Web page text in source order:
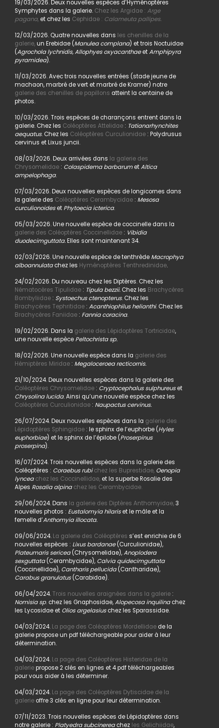
19/03/2026. Deux nouvelles espèces d’Hyménoptères
Symphytes dans la galerie. Chez les Argidae : Arge
pagana,et chez les Cephidae : Calameuta pallipes.
12/03/2026. Quatre nouvelles dans les chenilles de la
galerie,un Erebidae (Manulea complana) et trois Noctuidae
(Agrochola lychnidis, Allophyes oxyacanthaeetAmphipyra
pyramidea).
11/03/2026. Avec trois nouvelles entrées (stade jeune de
machaon, marbré de vert et marbré de Kramer) notre
galerie des chenilles de papillons atteint la centaine de
photos.
10/03/2026. Trois espèces de charançons entrent dans la
galerie. Chez les Coléoptères Attelidae: Tatianarhynchites
aequatus. Chez les Coléoptères Curculionidae: Polydrusus
cervinus et Lixus juncii.
08/03/2026. Deux arrivées dans la galerie des
Chrysomelidae: Colaspidema barbarumetAltica
ampelophaga.
07/03/2026. Deux nouvelles espèces de longicornes dans
la galerie des Coléoptères Cerambycidae: Mesosa
curculionoideset Phytoecia icterica.
05/03/2026. Une nouvelle espèce de coccinelle dans la
galerie des Coléoptères Coccinellidae: Vibidia
duodecimguttata.Elles sont maintenant 34.
02/03/2026. Une nouvelle espèce de tenthrède Macrophya
alboannulatachez les Hyménoptères Tenthredinidae.
24/02/2026. Du nouveau chez les Diptères. Chez les
Nématocères Tipulidae: Tipula bezzii. Chez les Brachycères
Bombyliidae: Systoechus ctenopterus. Chez les
Brachycères Tephritidae: Acanthiophilus helianthi. Chez les
Brachycères Faniidae: Fannia coracina.
19/02/2026. Dans la galerie des Lépidoptères Tortricidae,
une nouvelle espèce Peltochrista sp.
18/02/2026. Une nouvelle espèce dans la galerie des
Hémiptères Miridae: Megaloceroea recticornis.
21/10/2024. Deux nouvelles espèces dans la galerie des
Coléoptères Chrysomelidae: Cryptocephalus sulphureuset
Chrysolina lucida. Ainsi qu’une nouvelle espèce chez les
Coléoptères Curculionidae : Naupactus cervinus.
26/07/2024. Deux nouvelles espèces dans la galerie des
Lépidoptères Sphingidae: le sphinx de l’euphorbe (Hyles
euphorbiae) et le sphinx de l’épilobe (Proserpinus
proserpina).
16/07/2024. Trois nouvelles espèces dans la galerie des
Coléoptères : Coraebus rubi chez les Buprestidae, Oenopia
lyncea chez les Coccinellidae,et la superbe Rosalie des
Alpes Rosalia alpina chez les Cerambycidae.
29/06/2024. Dans la galerie des Diptères Anthomyidae,3
nouvelles photos : Eustalomyia hilariset le mâle et la
femelle d’Anthomyia illocata.
09/06/2024.La galerie des Coléoptères s’est enrichie de 6
nouvelles espèces : Lixus bardanae(Curculionidae),
Plateumaris sericea(Chrysomelidae),Anoplodera
sexguttata(Cerambycidae), Calvia quidecimguttata
(Coccinellidae), Cantharis pellucida(Cantharidae),
Carabus granulatus(Carabidae).
06/04/2024.Trois nouvelles araignées dans la galerie:
Nomisia sp. chez les Gnaphosidae,Alopecosa inquilinachez
les Lycosidae et Olios argelasiuschez les Sparassidae.
04/03/2024. La page des Coléoptères Mordellidaede la
galerie propose un pdf téléchargeable pour aider à leur
détermination.
04/03/2024. La page des Coléoptères Histeridae de la
galeriepropose 2 clés en lignes et 4 pdf téléchargeables
pour vous aider à les déterminer.
04/03/2024. La page des Coléoptères Dytiscidae de la
galerieoffre 3 clés en ligne pour leur détermination.
07/11/2023. Trois nouvelles espèces de Lépidoptères dans
notre galerie : Platyedra subcinereachez les Gelichiidae,